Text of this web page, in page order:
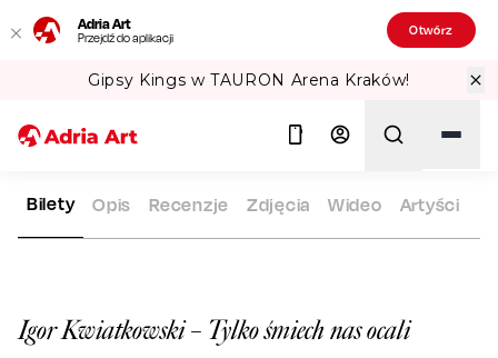
Adria Art
Przejdź do aplikacji Otwórz
Gipsy Kings w TAURON Arena Kraków!
ADRIA ART REPERTUAR IGOR KWIATKOWSKI – TYLKO
Igor Kwiatkowski – Tylko śmiech nas ocali
Bilety Opis Recenzje Zdjęcia Wideo Artyści